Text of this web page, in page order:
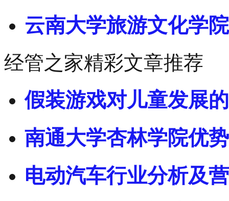
云南大学旅游文化学院
经管之家精彩文章推荐
假装游戏对儿童发展
南通大学杏林学院优
电动汽车行业分析及